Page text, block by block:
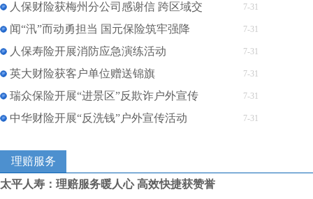
人保财险获梅州分公司感谢信 跨区域交 7-31
闻“汛”而动勇担当 国元保险筑牢强降 7-31
人保寿险开展消防应急演练活动 7-31
英大财险获客户单位赠送锦旗 7-31
瑞众保险开展“进景区”反欺诈户外宣传 7-31
中华财险开展“反洗钱”户外宣传活动 7-31
理赔服务
太平人寿：理赔服务暖人心 高效快捷获赞誉